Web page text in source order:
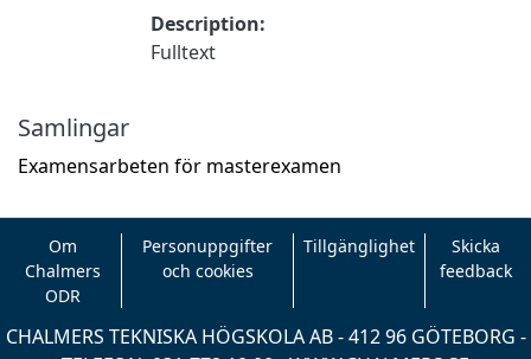
Description:
Fulltext
Samlingar
Examensarbeten för masterexamen
Om
Chalmers
ODR
Personuppgifter
och cookies
Tillgänglighet
Skicka
feedback
CHALMERS TEKNISKA HÖGSKOLA AB - 412 96 GÖTEBORG -